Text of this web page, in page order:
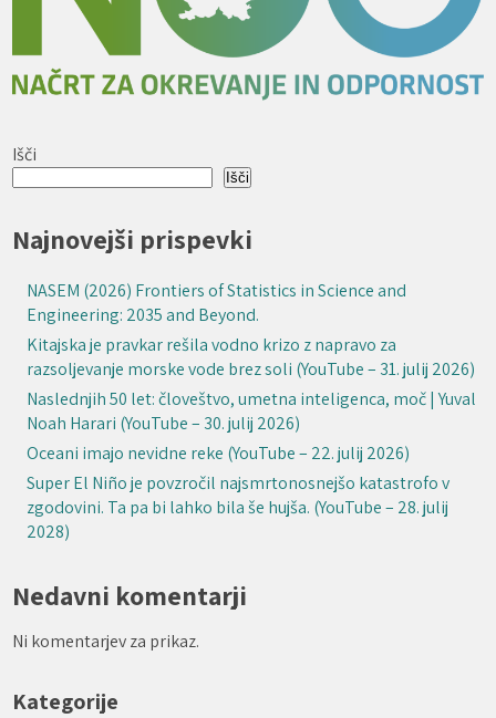
Išči
Išči
Najnovejši prispevki
NASEM (2026) Frontiers of Statistics in Science and
Engineering: 2035 and Beyond.
Kitajska je pravkar rešila vodno krizo z napravo za
razsoljevanje morske vode brez soli (YouTube – 31. julij 2026)
Naslednjih 50 let: človeštvo, umetna inteligenca, moč | Yuval
Noah Harari (YouTube – 30. julij 2026)
Oceani imajo nevidne reke (YouTube – 22. julij 2026)
Super El Niño je povzročil najsmrtonosnejšo katastrofo v
zgodovini. Ta pa bi lahko bila še hujša. (YouTube – 28. julij
2028)
Nedavni komentarji
Ni komentarjev za prikaz.
Kategorije